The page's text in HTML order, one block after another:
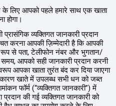
के लिए आपको पहले हमारे साथ एक खाता
होगा।
व्यक्तिगत जानकारी प्रदान
करना आपकी ज़िम्मेदारी है कि आपकी
रूप से पता, टेलीफोन नंबर और भुगतान/
आपको सही जानकारी प्रदान करनी
आपका खाता तुरंत बंद कर दिया जाएगा
खाते में उपलब्ध सभी धन को जब्त
फॉर्म (“व्यक्तिगत जानकारी”) में
प्रदान की गई व्यक्तिगत जानकारी को